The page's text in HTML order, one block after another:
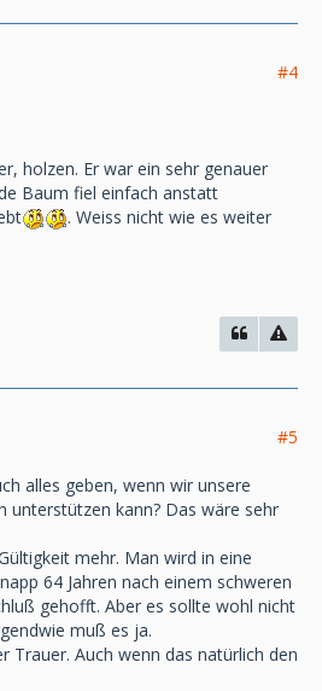
#4
holzen. Er war ein sehr genauer
Baum fiel einfach anstatt
. Weiss nicht wie es weiter
#5
alles geben, wenn wir unsere
unterstützen kann? Das wäre sehr
mehr. Man wird in eine
64 Jahren nach einem schweren
gehofft. Aber es sollte wohl nicht
muß es ja.
Trauer. Auch wenn das natürlich den